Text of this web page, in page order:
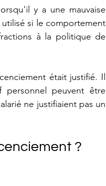
y a une mauvaise
si le comportement
à la politique de
était justifié. Il
peuvent être
ne justifiaient pas un
?